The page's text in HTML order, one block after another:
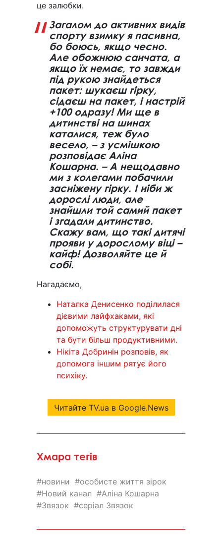
це залюбки.
Загалом до активних видів
спорту взимку я пасивна,
бо боюсь, якщо чесно.
Але обожнюю санчата, а
якщо їх немає, то завжди
під рукою знайдеться
пакет: шукаєш гірку,
сідаєш на пакет, і настрій
+100 одразу! Ми ще в
дитинстві на шинах
каталися, теж було
весело, – з усмішкою
розповідає Аліна
Кошарна. – А нещодавно
ми з колегами побачили
засніжену гірку. І ніби ж
дорослі люди, але
знайшли той самий пакет
і згадали дитинство.
Скажу вам, що такі дитячі
прояви у дорослому віці –
кайф! Дозволяйте це й
собі.
Нагадаємо,
Наталка Денисенко поділилася
дієвими лайфхаками, які
допоможуть структурувати дні
та бути більш продуктивними.
Нікіта Добринін розповів, як
допомога іншим рятує його
психіку.
Читайте TV.ua в Google.News
Хмара тегів
новини
особисте життя зірок
Новий канал
Аліна Кошарна
Звязок
серіал Звязок